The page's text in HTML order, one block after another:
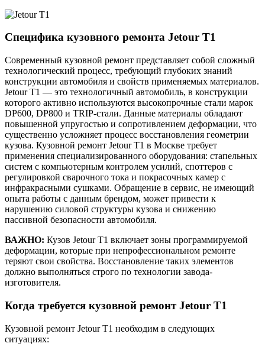
Специфика кузовного ремонта Jetour T1
Современный кузовной ремонт представляет собой сложный
технологический процесс, требующий глубоких знаний
конструкции автомобиля и свойств применяемых материалов.
Jetour T1 — это технологичный автомобиль, в конструкции
которого активно используются высокопрочные стали марок
DP600, DP800 и TRIP-стали. Данные материалы обладают
повышенной упругостью и сопротивлением деформации, что
существенно усложняет процесс восстановления геометрии
кузова. Кузовной ремонт Jetour T1 в Москве требует
применения специализированного оборудования: стапельных
систем с компьютерным контролем усилий, споттеров с
регулировкой сварочного тока и покрасочных камер с
инфракрасными сушками. Обращение в сервис, не имеющий
опыта работы с данным брендом, может привести к
нарушению силовой структуры кузова и снижению
пассивной безопасности автомобиля.
ВАЖНО: Кузов Jetour T1 включает зоны программируемой
деформации, которые при непрофессиональном ремонте
теряют свои свойства. Восстановление таких элементов
должно выполняться строго по технологии завода-
изготовителя.
Когда требуется кузовной ремонт Jetour T1
Кузовной ремонт Jetour T1 необходим в следующих
ситуациях: